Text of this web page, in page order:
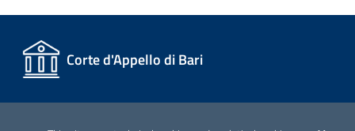
Corte d'Appello di Bari